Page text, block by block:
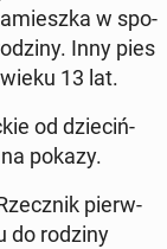
w spo­
Inny pies
13 lat.
od dzie­ciń­
pokazy.
pierw­
do rodziny